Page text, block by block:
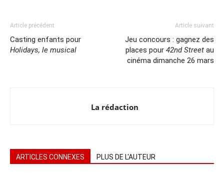
Article précédent
Casting enfants pour
Holidays, le musical
Article suivant
Jeu concours : gagnez des
places pour 42nd Street au
cinéma dimanche 26 mars
La rédaction
ARTICLES CONNEXES PLUS DE L'AUTEUR